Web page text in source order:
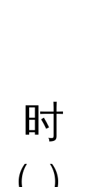
时